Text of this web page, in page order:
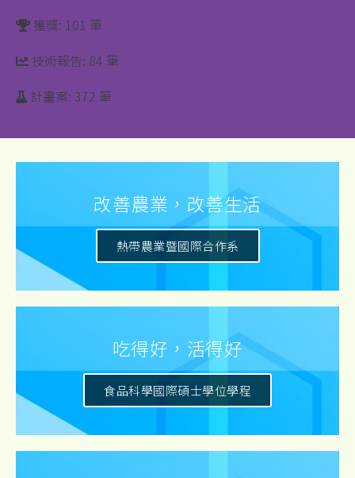
獲獎: 101 筆
技術報告: 84 筆
計畫案: 372 筆
改善農業，改善生活
熱帶農業暨國際合作系
吃得好，活得好
食品科學國際碩士學位學程